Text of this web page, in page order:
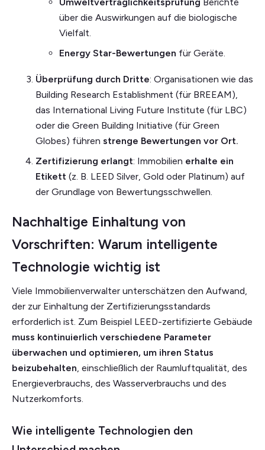
Umweltverträglichkeitsprüfung Berichte
über die Auswirkungen auf die biologische
Vielfalt.
Energy Star-Bewertungen für Geräte.
Überprüfung durch Dritte: Organisationen wie das
Building Research Establishment (für BREEAM),
das International Living Future Institute (für LBC)
oder die Green Building Initiative (für Green
Globes) führen strenge Bewertungen vor Ort.
Zertifizierung erlangt: Immobilien erhalte ein
Etikett (z. B. LEED Silver, Gold oder Platinum) auf
der Grundlage von Bewertungsschwellen.
Nachhaltige Einhaltung von
Vorschriften: Warum intelligente
Technologie wichtig ist
Viele Immobilienverwalter unterschätzen den Aufwand,
der zur Einhaltung der Zertifizierungsstandards
erforderlich ist. Zum Beispiel LEED-zertifizierte Gebäude
muss kontinuierlich verschiedene Parameter
überwachen und optimieren, um ihren Status
beizubehalten, einschließlich der Raumluftqualität, des
Energieverbrauchs, des Wasserverbrauchs und des
Nutzerkomforts.
Wie intelligente Technologien den